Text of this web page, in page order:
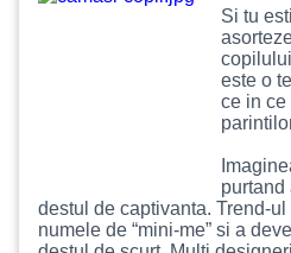
Si tu
este o
ce in ce
purtand
destul de captivanta. Trend-
numele de “mini-me” si a